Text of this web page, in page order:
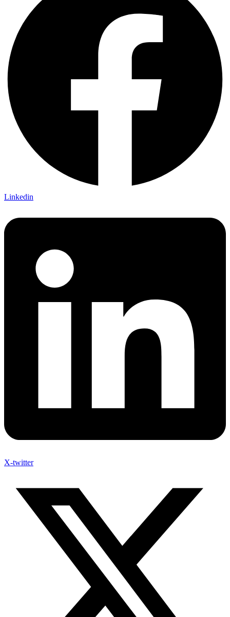
Linkedin
X-twitter